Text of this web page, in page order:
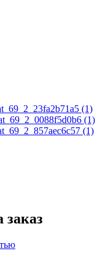
(1)
(1)
(1)